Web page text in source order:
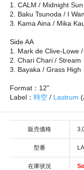
1. CALM / Midnight Sun
2. Baku Tsunoda / I
3. Kama Aina / Mika
Side AA
1. Mark de Clive-Lowe
2. Chari Chari / Stream
3. Bayaka / Grass High
Format：12"
Label： 時空 / Lastrum
販売価格
型番
在庫状況